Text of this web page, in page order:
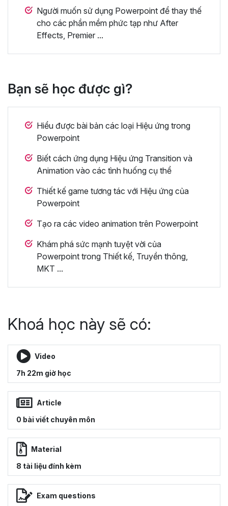
Người muốn sử dụng Powerpoint để thay thế
cho các phần mềm phức tạp như After
Effects, Premier ...
Bạn sẽ học được gì?
Hiểu được bài bản các loại Hiệu ứng trong
Powerpoint
Biết cách ứng dụng Hiệu ứng Transition và
Animation vào các tình huống cụ thể
Thiết kế game tương tác với Hiệu ứng của
Powerpoint
Tạo ra các video animation trên Powerpoint
Khám phá sức mạnh tuyệt vời của
Powerpoint trong Thiết kế, Truyền thông,
MKT ...
Khoá học này sẽ có:
Video
7h 22m giờ học
Article
0 bài viết chuyên môn
Material
8 tài liệu đính kèm
Exam questions